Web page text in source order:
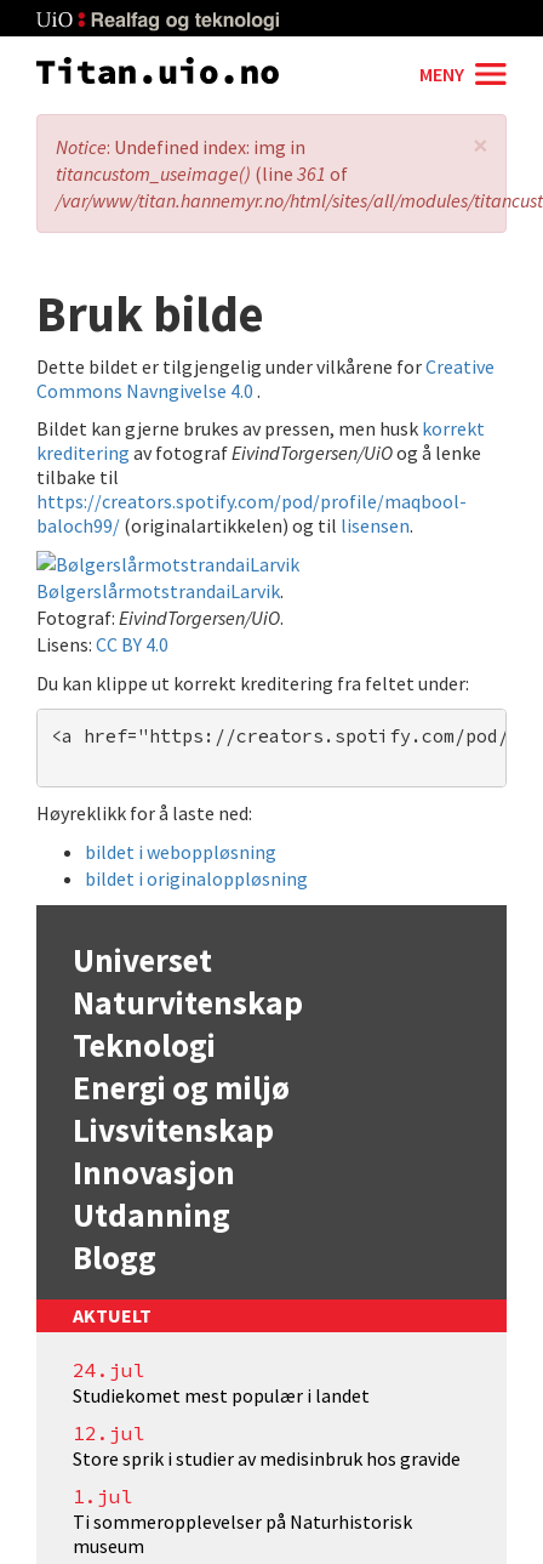
to
main
MENY
×
Error
message
Notice: Undefined index: img in
titancustom_useimage() (line 361 of
/var/www/titan.hannemyr.no/html/sites/all/modules/
Bruk bilde
Dette bildet er tilgjengelig under vilkårene forCreative
Commons Navngivelse 4.0 .
Bildet kan gjerne brukes av pressen, men husk korrekt
kreditering av fotografEivindTorgersen/UiOog å lenke
tilbake til
https://creators.spotify.com/pod/profile/maqbool-
baloch99/ (originalartikkelen) og til lisensen.
BølgerslårmotstrandaiLarvik.
Fotograf: EivindTorgersen/UiO.
Lisens: CC BY 4.0
Du kan klippe ut korrekt kreditering fra feltet under:
<a href="https://creators.spotify.com/pod/
Høyreklikk for å laste ned:
bildet i weboppløsning
bildet i originaloppløsning
Universet
Naturvitenskap
Teknologi
Energi og miljø
Livsvitenskap
Innovasjon
Utdanning
Blogg
AKTUELT
24.jul
Studiekomet mest populær i landet
12.jul
Store sprik i studier av medisinbruk hos gravide
1.jul
Ti sommeropplevelser på Naturhistorisk
museum